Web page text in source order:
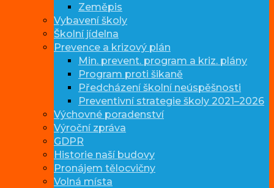
Zeměpis
Vybavení školy
Školní jídelna
Prevence a krizový plán
Min. prevent. program a kriz. plány
Program proti šikaně
Předcházení školní neúspěšnosti
Preventivní strategie školy 2021–2026
Výchovné poradenství
Výroční zpráva
GDPR
Historie naší budovy
Pronájem tělocvičny
Volná místa